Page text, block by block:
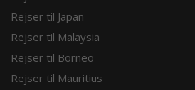
Rejser til Japan
Rejser til Malaysia
Rejser til Borneo
Rejser til Mauritius